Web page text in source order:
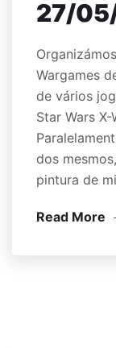
27/
Wargames
de vários
Star Wars
dos
pintura de
Read More